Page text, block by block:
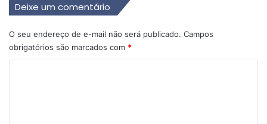
Deixe um comentário
O seu endereço de e-mail não será publicado. Campos
obrigatórios são marcados com *